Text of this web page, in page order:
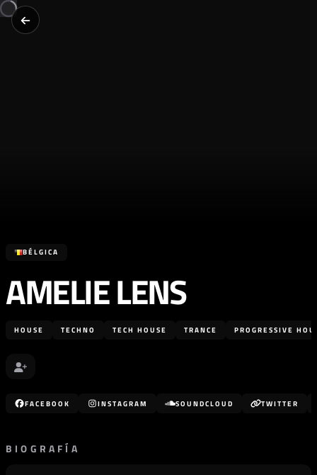
BÉLGICA
AMELIE LENS
HOUSE TECHNO TECH HOUSE TRANCE PROGRESSIVE
FACEBOOK INSTAGRAM SOUNDCLOUD TWITTER
BIOGRAFÍA